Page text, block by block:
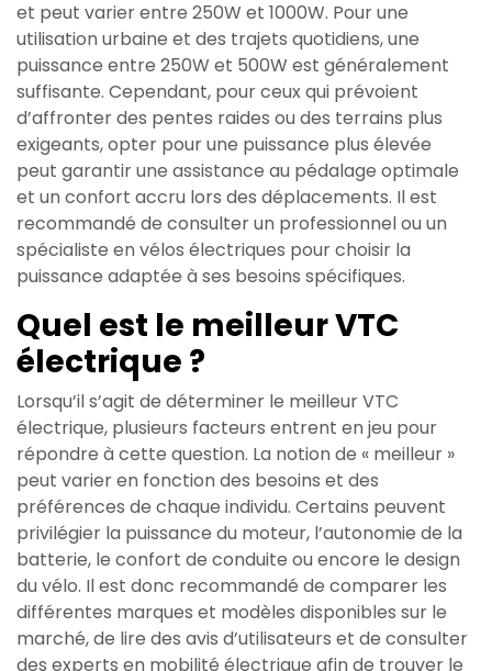
et peut varier entre 250W et 1000W. Pour une
utilisation urbaine et des trajets quotidiens, une
puissance entre 250W et 500W est généralement
suffisante. Cependant, pour ceux qui prévoient
d’affronter des pentes raides ou des terrains plus
exigeants, opter pour une puissance plus élevée
peut garantir une assistance au pédalage optimale
et un confort accru lors des déplacements. Il est
recommandé de consulter un professionnel ou un
spécialiste en vélos électriques pour choisir la
puissance adaptée à ses besoins spécifiques.
Quel est le meilleur VTC
électrique ?
Lorsqu’il s’agit de déterminer le meilleur VTC
électrique, plusieurs facteurs entrent en jeu pour
répondre à cette question. La notion de « meilleur »
peut varier en fonction des besoins et des
préférences de chaque individu. Certains peuvent
privilégier la puissance du moteur, l’autonomie de la
batterie, le confort de conduite ou encore le design
du vélo. Il est donc recommandé de comparer les
différentes marques et modèles disponibles sur le
marché, de lire des avis d’utilisateurs et de consulter
des experts en mobilité électrique afin de trouver le